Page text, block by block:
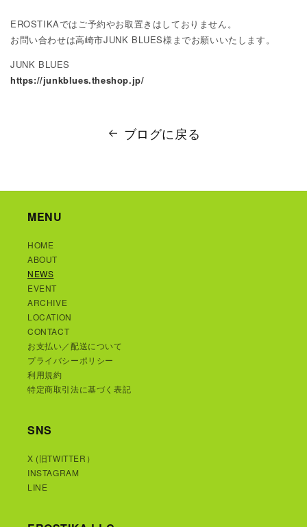
EROSTIKAではご予約やお取置きはしておりません。
お問い合わせは高崎市JUNK BLUES様までお願いいたします。
JUNK BLUES
https://junkblues.theshop.jp/
ブログに戻る
MENU
HOME
ABOUT
NEWS
EVENT
ARCHIVE
LOCATION
CONTACT
お支払い／配送について
プライバシーポリシー
利用規約
特定商取引法に基づく表記
SNS
X (旧TWITTER）
INSTAGRAM
LINE